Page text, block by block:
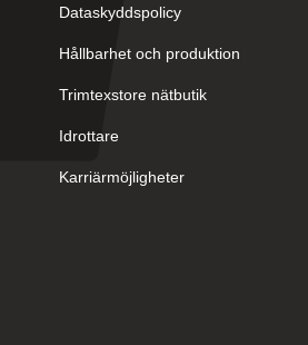
Dataskyddspolicy
Hållbarhet och produktion
Trimtexstore nätbutik
Idrottare
Karriärmöjligheter